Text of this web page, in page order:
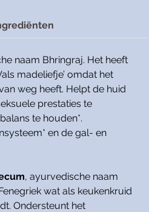
naam Bhringraj. Het heeft
madeliefje’ omdat het
weg heeft. Helpt de huid
prestaties te
te houden*.
en de gal- en
, ayurvedische naam
wat als keukenkruid
Ondersteunt het